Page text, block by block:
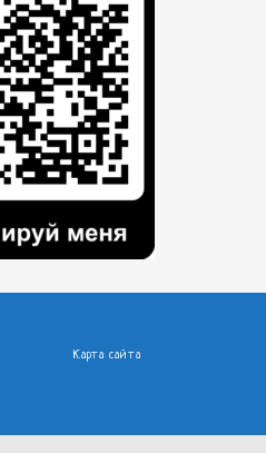
Карта сайта